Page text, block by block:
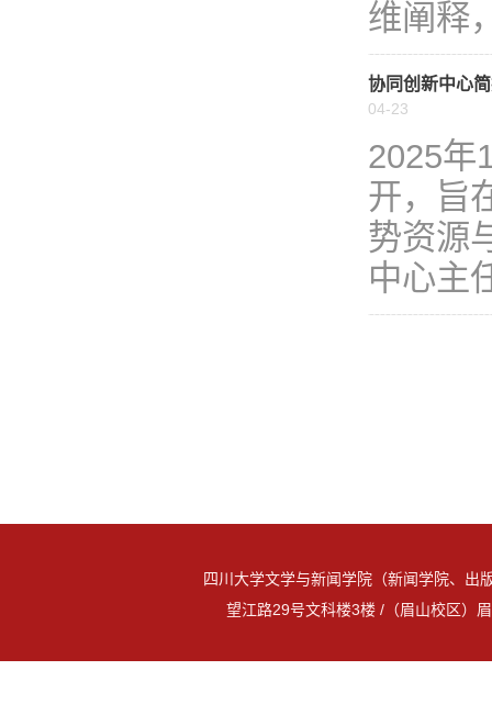
维阐释
协同创新中心
04-23
2025年
开，旨
势资源
中心主
四川大学文学与新闻学院（新闻学院、
望江路29号文科楼3楼 /（眉山校区